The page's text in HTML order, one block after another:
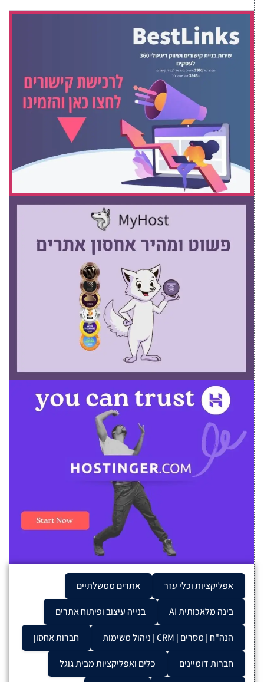
אפליקציות וכלי עזר אתרים ממשלתיים
בינה מלאכותית AI בנייה עיצוב ופיתוח אתרים
הנה"ח | מסרים | CRM | ניהול משימות חברות אחסון
חברות דומיינים כלים ואפליקציות מבית גוגל